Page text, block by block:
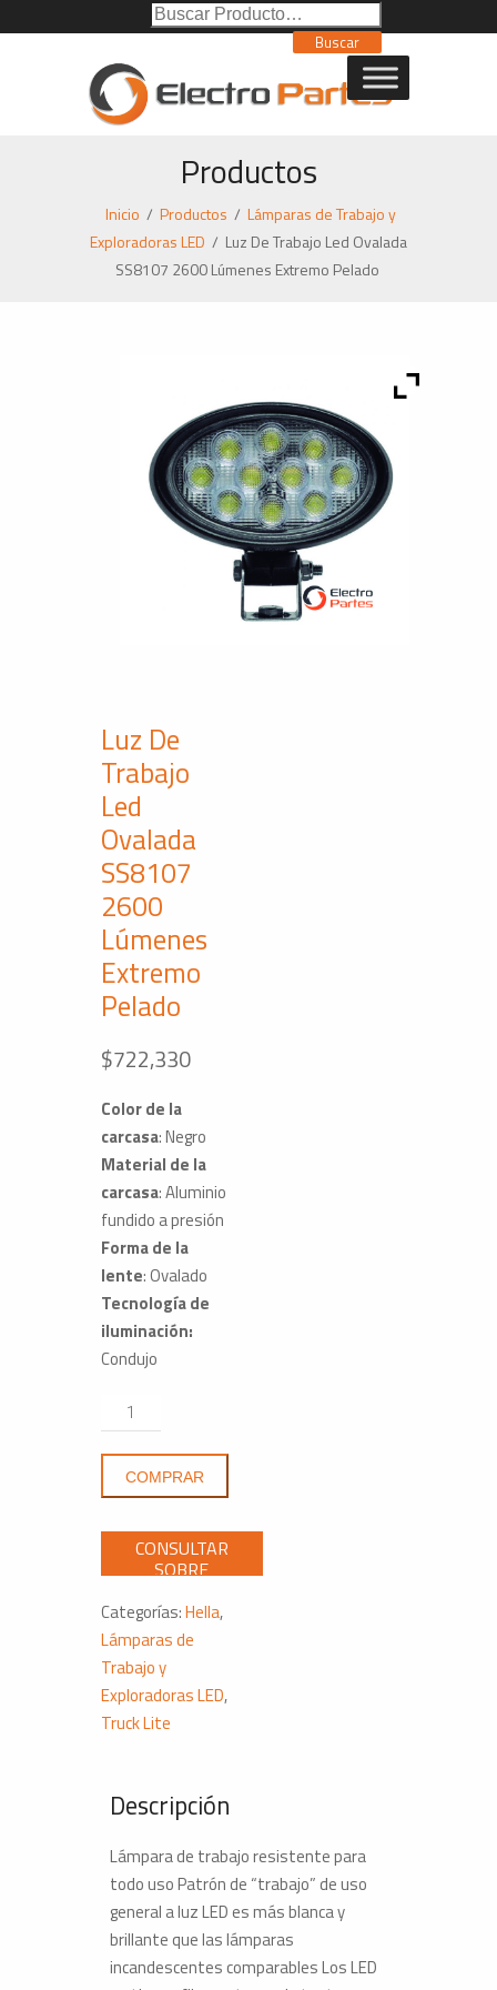
Buscar
Poducto:
Buscar
Productos
Inicio / Productos / Lámparas de Trabajo y
Exploradoras LED / Luz De Trabajo Led Ovalada
SS8107 2600 Lúmenes Extremo Pelado
Luz De
Trabajo
Led
Ovalada
SS8107
2600
Lúmenes
Extremo
Pelado
$722,330
Color de la
carcasa: Negro
Material de la
carcasa: Aluminio
fundido a presión
Forma de la
lente: Ovalado
Tecnología de
iluminación:
Condujo
De
Trabajo
Led
SS8107
2600
Lúmenes
Extremo
Pelado
cantidad
COMPRAR
Categorías:Hella,
Lámparas de
Trabajo y
Exploradoras LED,
Truck Lite
Descripción
Lámpara de trabajo resistente para
todo uso Patrón de “trabajo” de uso
general a luz LED es más blanca y
brillante que las lámparas
incandescentes comparables Los LED